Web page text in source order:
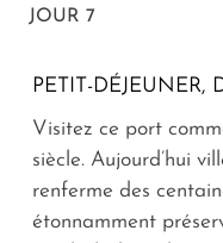
JOUR 7
PETIT-DÉJEUNER,
Visitez ce port
siècle. Aujourd’hui
renferme des
étonnamment